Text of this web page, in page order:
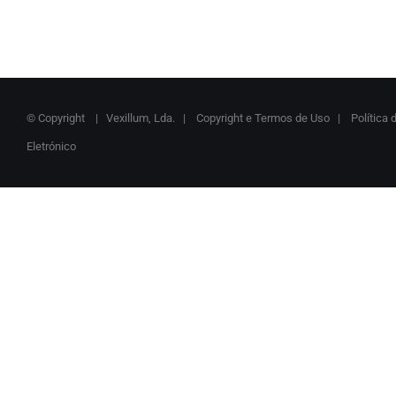
© Copyright | Vexillum, Lda. | Copyright e Termos de Uso | Política
Eletrónico